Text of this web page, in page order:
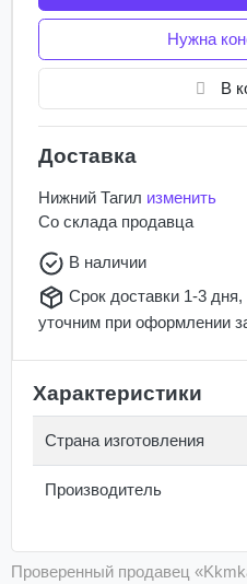
Нужна
В
Доставка
Нижний Тагил изменить
Со склада продавца
В наличии
Срок доставки 1-3 дня,
уточним при оформлении
Характеристики
Страна изготовления
Производитель
Проверенный продавец